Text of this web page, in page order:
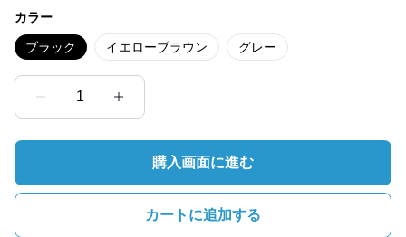
カラー
ブラック イエローブラウン グレー
1
購入画面に進む
カートに追加する